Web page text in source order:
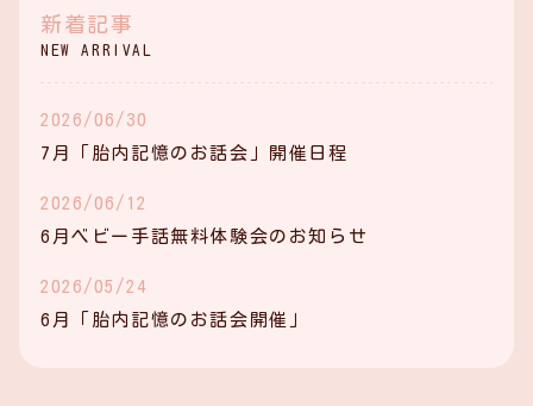
新着記事
NEW ARRIVAL
2026/06/30
7月「胎内記憶のお話会」開催日程
2026/06/12
6月ベビー手話無料体験会のお知らせ
2026/05/24
6月「胎内記憶のお話会開催」